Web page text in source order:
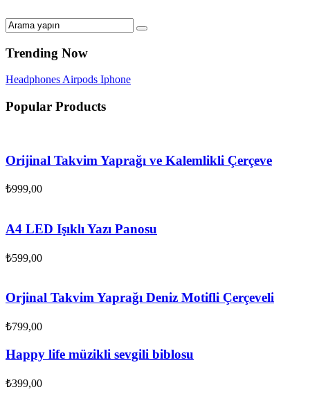
Trending Now
HeadphonesAirpods Iphone
Popular Products
Orijinal Takvim Yaprağı ve Kalemlikli Çerçeve
₺999,00
A4 LED Işıklı Yazı Panosu
₺599,00
Orjinal Takvim Yaprağı Deniz Motifli Çerçeveli
₺799,00
Happy life müzikli sevgili biblosu
₺399,00